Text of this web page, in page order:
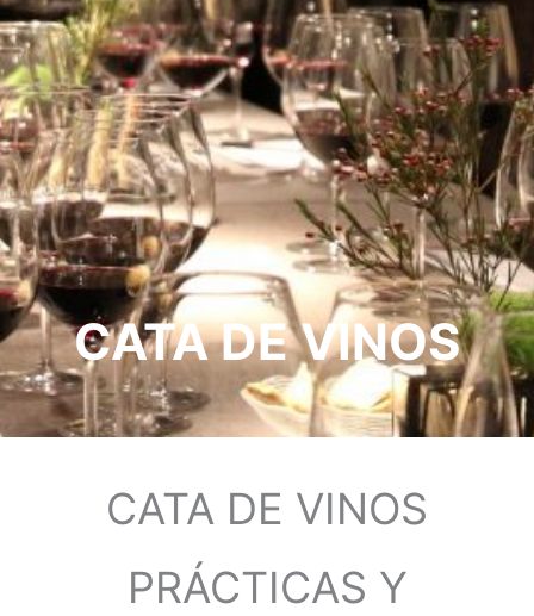
CATA DE VINOS
CATA DE VINOS
PRÁCTICAS Y